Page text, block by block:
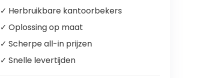
✓ Herbruikbare kantoorbekers
✓ Oplossing op maat
✓ Scherpe all-in prijzen
✓ Snelle levertijden